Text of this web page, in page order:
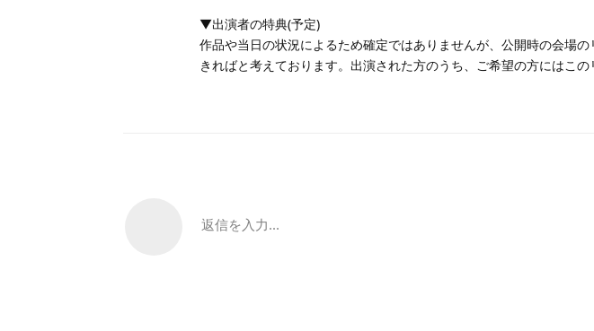
▼出演者の特典(予定)
作品や当日の状況によるため確定ではありませんが、公開時の会場
きればと考えております。出演された方のうち、ご希望の方にはこの
返信を入力...